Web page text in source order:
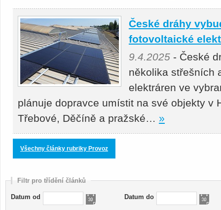
České dráhy
fotovoltaické
9.4.2025 - České
několika střešních
elektráren ve
plánuje dopravce umístit na své objekty v
Třebové, Děčíně a pražské… »
Všechny články rubriky Provoz
Filtr pro třídění článků
Datum od Datum do